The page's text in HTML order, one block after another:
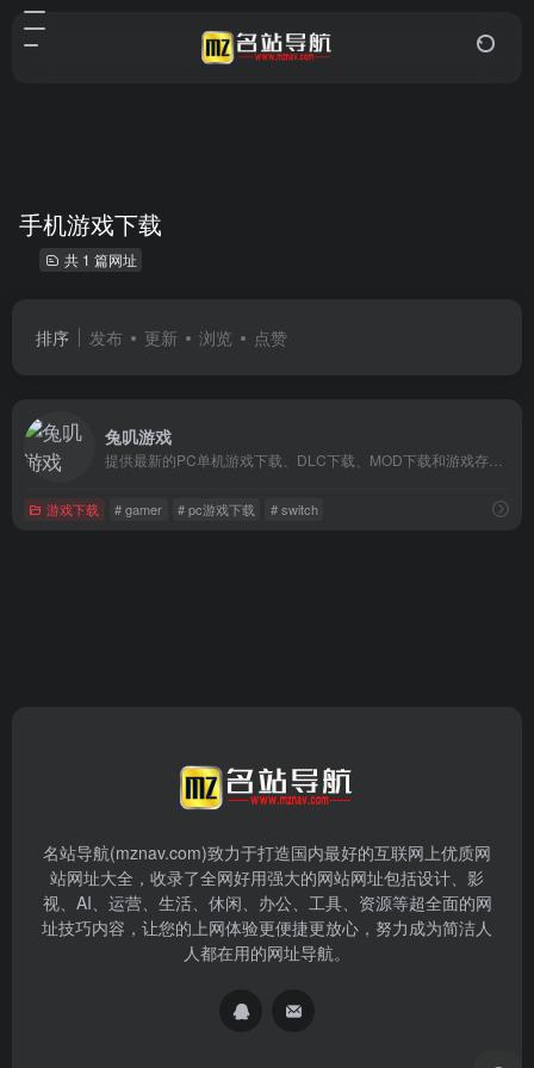
手机游戏下载
共 1 篇网址
排序 发布 更新 浏览 点赞
兔叽游戏
游戏下载 # gamer # pc游戏下载 # switch
名站导航(mznav.com)致力于打造国内最好的互联网上优质网
站网址大全，收录了全网好用强大的网站网址包括设计、影
视、AI、运营、生活、休闲、办公、工具、资源等超全面的网
址技巧内容，让您的上网体验更便捷更放心，努力成为简洁人
人都在用的网址导航。